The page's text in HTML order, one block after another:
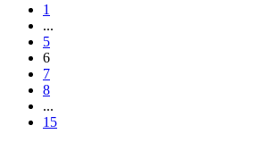
1
...
5
6
7
8
...
15